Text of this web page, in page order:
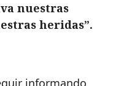
nuestras
heridas”.
informando